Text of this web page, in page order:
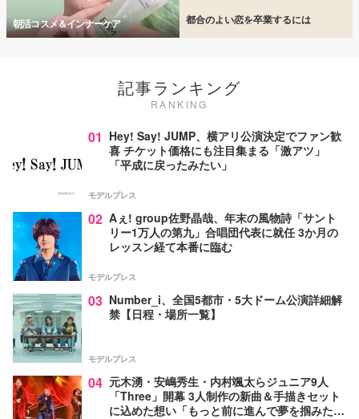
朝活コスメ＆インナーケア 都合のよい恋を卒業するには
記事ランキング
RANKING
01 Hey! Say! JUMP、横アリ公演決定でファン歓
喜 チケット価格にも注目集まる「激アツ」
「平成に戻ったみたい」
モデルプレス
02 Aぇ! group佐野晶哉、年末の風物詩「サント
リー1万人の第九」合唱団代表に就任 3か月の
レッスン経て本番に臨む
モデルプレス
03 Number_i、全国5都市・5大ドーム公演詳細解
禁【日程・場所一覧】
モデルプレス
04 元木湧・安嶋秀生・内村颯太らジュニア9人
「Three」開幕 3人制作の新曲＆手描きセット
に込めた想い「もっと前に進んで夢を掴みた